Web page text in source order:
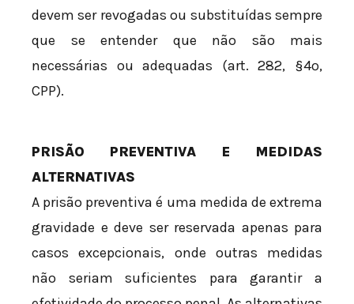
devem ser revogadas ou substituídas sempre
que se entender que não são mais
necessárias ou adequadas (art. 282, §4º,
CPP).
PRISÃO PREVENTIVA E MEDIDAS
ALTERNATIVAS
A prisão preventiva é uma medida de extrema
gravidade e deve ser reservada apenas para
casos excepcionais, onde outras medidas
não seriam suficientes para garantir a